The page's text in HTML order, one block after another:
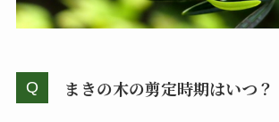
まきの木の剪定時期はいつ？